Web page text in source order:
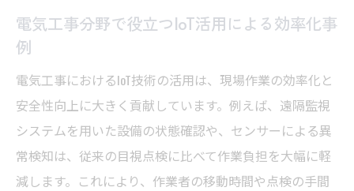
電気工事分野で役立つIoT活用による効率化事
例
電気工事におけるIoT技術の活用は、現場作業の効率化と
安全性向上に大きく貢献しています。例えば、遠隔監視
システムを用いた設備の状態確認や、センサーによる異
常検知は、従来の目視点検に比べて作業負担を大幅に軽
減します。これにより、作業者の移動時間や点検の手間